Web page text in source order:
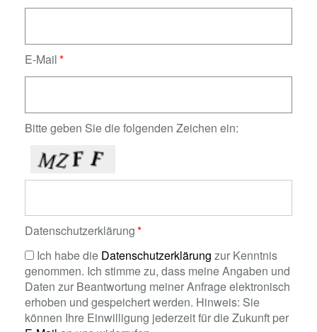
E-Mail
Bitte geben Sie die folgenden Zeichen ein:
Datenschutzerklärung
Ich habe die Datenschutzerklärung zur Kenntnis
genommen. Ich stimme zu, dass meine Angaben und
Daten zur Beantwortung meiner Anfrage elektronisch
erhoben und gespeichert werden. Hinweis: Sie
können Ihre Einwilligung jederzeit für die Zukunft per